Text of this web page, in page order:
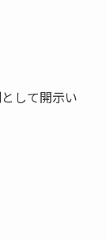
して開示い